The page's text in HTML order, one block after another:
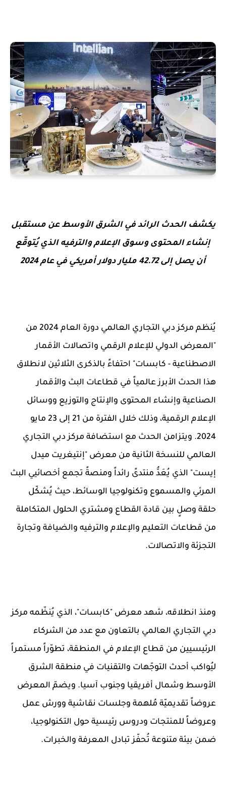
يكشف الحدث الرائد في الشرق الأوسط عن مستقبل
إنشاء المحتوى وسوق الإعلام والترفيه الذي يُتوقّع
أن يصل إلى 42.72 مليار دولار أمريكي في عام 2024
يُنظم مركز دبي التجاري العالمي دورة العام 2024 من
"المعرض الدولي للإعلام الرقمي واتصالات الأقمار
الاصطناعية - كابسات" احتفاءً بالذكرى الثلاثين لانطلاق
هذا الحدث الأبرز عالمياً في قطاعات البث والأقمار
الصناعية وإنشاء المحتوى والإنتاج والتوزيع ووسائل
الإعلام الرقمية، وذلك خلال الفترة من 21 إلى 23 مايو
2024. ويتزامن الحدث
مع استضافة مركز دبي التجاري
العالمي للنسخة الثانية من معرض "إنتيغريت ميدل
إيست" الذي يُعَدُّ منتدىً رائداً ومنصةً تجمع أخصائيي البث
المرئي والمسموع وتكنولوجيا الوسائط، حيث يُشكّل
حلقة وصلٍ بين قادة القطاع ومشتري الحلول المتكاملة
من قطاعات التعليم والإعلام والترفيه والضيافة وتجارة
التجزئة والاتصالات.
ومنذ انطلاقه، شهد معرض "كابسات"، الذي يُنظّمه مركز
دبي التجاري العالمي بالتعاون مع عدد من الشركاء
الرئيسيين من قطاع الإعلام في المنطقة، تطوّراً مستمراً
ليُواكب أحدث التوجّهات والتقنيات في منطقة الشرق
الأوسط وشمال أفريقيا وجنوب آسيا. ويضمّ المعرض
عروضاً تقديميّة مُلهمة وجلسات نقاشية وورش عمل
وعروضاً للمنتجات ودروس رئيسية حول التكنولوجيا،
ضمن بيئة متنوعة تُحفّز تبادل المعرفة والخبرات.